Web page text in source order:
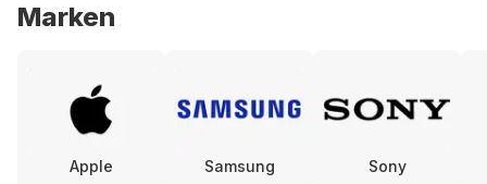
Marken
Apple Samsung Sony